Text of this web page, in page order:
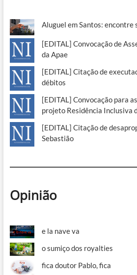
Aluguel em Santos: encontre
[EDITAL] Convocação de
da Apae
[EDITAL] Citação de
débitos
[EDITAL] Convocação para
projeto Residência Inclusiva
[EDITAL] Citação de
Sebastião
Opinião
e la nave va
o sumiço dos royalties
fica doutor Pablo, fica